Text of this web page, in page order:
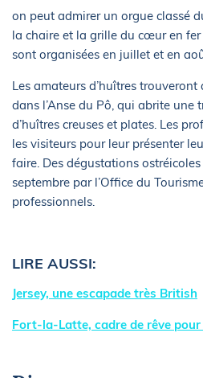
on peut admirer un orgue classé
la chaire et la grille du cœur en
sont organisées en juillet et en
Les amateurs d’huîtres
dans l’Anse du Pô, qui abrite une
d’huîtres creuses et plates. Les
les visiteurs pour leur présenter
faire. Des dégustations
septembre par l’Office du
professionnels.
LIRE AUSSI:
Jersey, une escapade très British
Fort-la-Latte, cadre de rêve